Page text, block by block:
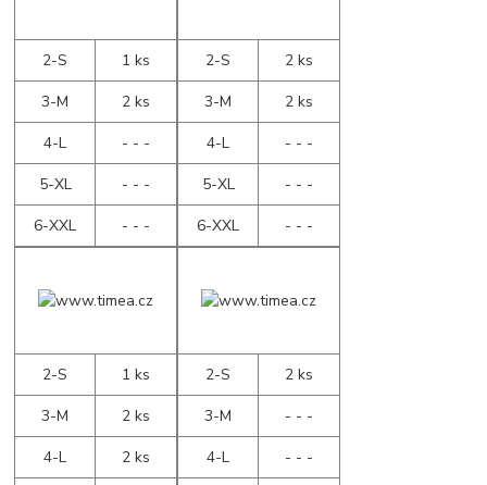
2-S
1 ks
3-M
2 ks
4-L
- - -
5-XL
- - -
6-XXL
- - -
2-S
2 ks
3-M
2 ks
4-L
- - -
5-XL
- - -
6-XXL
- - -
2-S
1 ks
3-M
2 ks
4-L
2 ks
2-S
2 ks
3-M
- - -
4-L
- - -